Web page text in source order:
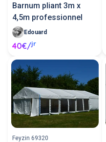
Barnum pliant 3m x
4,5m professionnel
Edouard
40€/jr
Feyzin 69320